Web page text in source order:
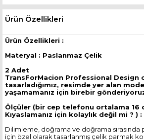
Ürün Özellikleri
Ürün Özellikleri :
Materyal : Paslanmaz Çelik
2 Adet
TransForMacion Professional Design
tasarladığımız, resimde yer alan
yaşamamanız için birebir
Ölçüler (bir cep telefonu ortalama 16
Kıyaslamanız için kolaylık değil mi ? ) :
Dilimleme, doğrama ve doğrama sırasında
için özel olarak tasarlanmış çelik parmak